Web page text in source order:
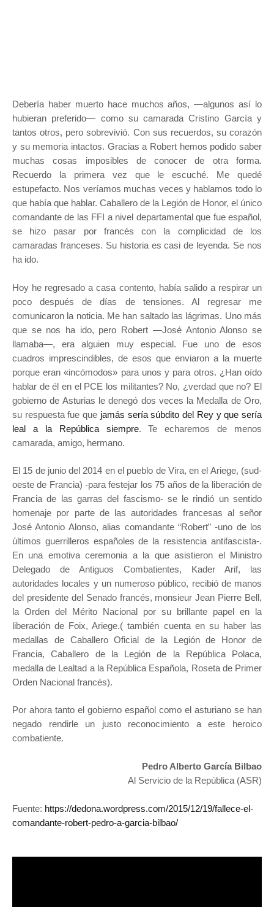
Debería haber muerto hace muchos años, —algunos así lo
hubieran preferido— como su camarada Cristino García y
tantos otros, pero sobrevivió. Con sus recuerdos, su corazón
y su memoria intactos. Gracias a Robert hemos podido saber
muchas cosas imposibles de conocer de otra forma.
Recuerdo la primera vez que le escuché. Me quedé
estupefacto. Nos veríamos muchas veces y hablamos todo lo
que había que hablar. Caballero de la Legión de Honor, el único
comandante de las FFI a nivel departamental que fue español,
se hizo pasar por francés con la complicidad de los
camaradas franceses. Su historia es casi de leyenda. Se nos
ha ido.
Hoy he regresado a casa contento, había salido a respirar un
poco después de días de tensiones. Al regresar me
comunicaron la noticia. Me han saltado las lágrimas. Uno más
que se nos ha ido, pero Robert —José Antonio Alonso se
llamaba—, era alguien muy especial. Fue uno de esos
cuadros imprescindibles, de esos que enviaron a la muerte
porque eran «incómodos» para unos y para otros. ¿Han oído
hablar de él en el PCE los militantes? No, ¿verdad que no? El
gobierno de Asturias le denegó dos veces la Medalla de Oro,
su respuesta fue que jamás sería súbdito del Rey y que sería
leal a la República siempre. Te echaremos de menos
camarada, amigo, hermano.
El 15 de junio del 2014 en el pueblo de Vira, en el Ariege, (sud-
oeste de Francia) -para festejar los 75 años de la liberación de
Francia de las garras del fascismo- se le rindió un sentido
homenaje por parte de las autoridades francesas al señor
José Antonio Alonso, alias comandante “Robert” -uno de los
últimos guerrilleros españoles de la resistencia antifascista-.
En una emotiva ceremonia a la que asistieron el Ministro
Delegado de Antiguos Combatientes, Kader Arif, las
autoridades locales y un numeroso público, recibió de manos
del presidente del Senado francés, monsieur Jean Pierre Bell,
la Orden del Mérito Nacional por su brillante papel en la
liberación de Foix, Ariege.( también cuenta en su haber las
medallas de Caballero Oficial de la Legión de Honor de
Francia, Caballero de la Legión de la República Polaca,
medalla de Lealtad a la República Española, Roseta de Primer
Orden Nacional francés).
Por ahora tanto el gobierno español como el asturiano se han
negado rendirle un justo reconocimiento a este heroico
combatiente.
Pedro Alberto García Bilbao
Al Servicio de la República (ASR)
Fuente: https://dedona.wordpress.com/2015/12/19/fallece-el-
comandante-robert-pedro-a-garcia-bilbao/